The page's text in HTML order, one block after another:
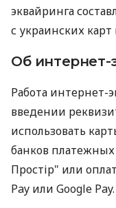
эквайринга
с украинских
Об интернет-
Работа интернет-
введении
использовать
банков
Простір" или
Pay или Google Pay.